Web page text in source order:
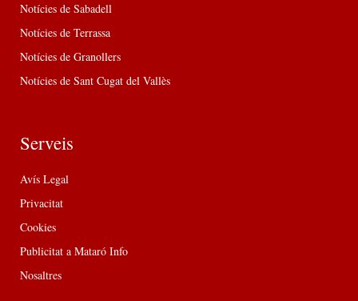
Notícies de Sabadell
Notícies de Terrassa
Notícies de Granollers
Notícies de Sant Cugat del Vallès
Serveis
Avís Legal
Privacitat
Cookies
Publicitat a Mataró Info
Nosaltres